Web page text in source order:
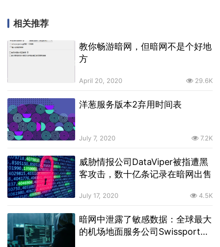
相关推荐
教你畅游暗网，但暗网不是个好地
方
April 20, 2020 29.6K
洋葱服务版本2弃用时间表
July 7, 2020 7.2K
威胁情报公司DataViper被指遭黑
客攻击，数十亿条记录在暗网出售
July 17, 2020 4.5K
暗网中泄露了敏感数据：全球最大
的机场地面服务公司Swissport遭